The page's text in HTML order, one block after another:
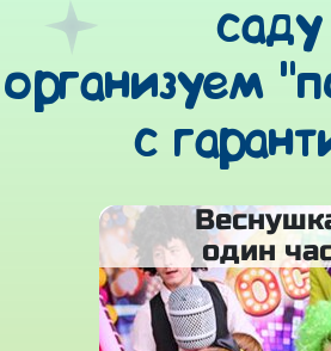
саду
организуем
с
один